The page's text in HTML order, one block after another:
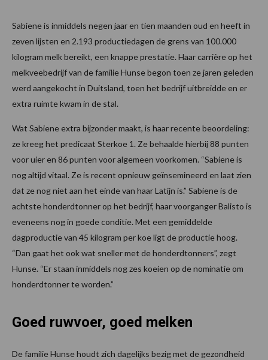
Sabiene is inmiddels negen jaar en tien maanden oud en heeft in
zeven lijsten en 2.193 productiedagen de grens van 100.000
kilogram melk bereikt, een knappe prestatie. Haar carrière op het
melkveebedrijf van de familie Hunse begon toen ze jaren geleden
werd aangekocht in Duitsland, toen het bedrijf uitbreidde en er
extra ruimte kwam in de stal.
Wat Sabiene extra bijzonder maakt, is haar recente beoordeling:
ze kreeg het predicaat Sterkoe 1. Ze behaalde hierbij 88 punten
voor uier en 86 punten voor algemeen voorkomen. “Sabiene is
nog altijd vitaal. Ze is recent opnieuw geïnsemineerd en laat zien
dat ze nog niet aan het einde van haar Latijn is.” Sabiene is de
achtste honderdtonner op het bedrijf, haar voorganger Balisto is
eveneens nog in goede conditie. Met een gemiddelde
dagproductie van 45 kilogram per koe ligt de productie hoog.
“Dan gaat het ook wat sneller met de honderdtonners”, zegt
Hunse. “Er staan inmiddels nog zes koeien op de nominatie om
honderdtonner te worden.”
Goed ruwvoer, goed melken
De familie Hunse houdt zich dagelijks bezig met de gezondheid